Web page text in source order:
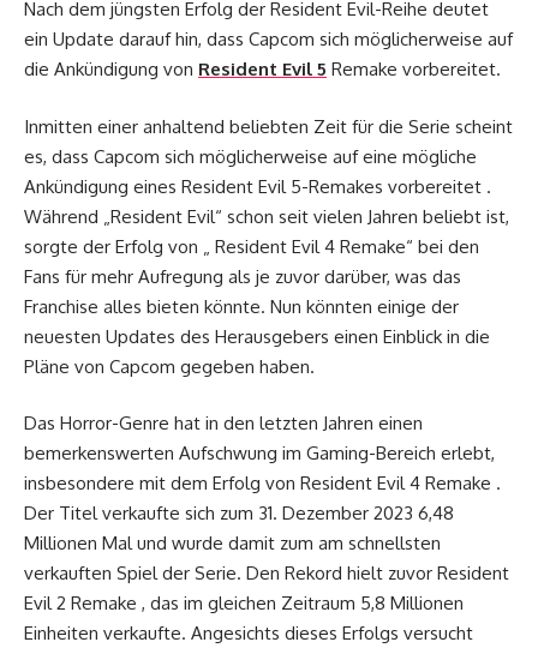
Nach dem jüngsten Erfolg der Resident Evil-Reihe deutet
ein Update darauf hin, dass Capcom sich möglicherweise auf
die Ankündigung von Resident Evil 5 Remake vorbereitet.
Inmitten einer anhaltend beliebten Zeit für die Serie scheint
es, dass Capcom sich möglicherweise auf eine mögliche
Ankündigung eines Resident Evil 5-Remakes vorbereitet .
Während „Resident Evil“ schon seit vielen Jahren beliebt ist,
sorgte der Erfolg von „ Resident Evil 4 Remake“ bei den
Fans für mehr Aufregung als je zuvor darüber, was das
Franchise alles bieten könnte. Nun könnten einige der
neuesten Updates des Herausgebers einen Einblick in die
Pläne von Capcom gegeben haben.
Das Horror-Genre hat in den letzten Jahren einen
bemerkenswerten Aufschwung im Gaming-Bereich erlebt,
insbesondere mit dem Erfolg von Resident Evil 4 Remake .
Der Titel verkaufte sich zum 31. Dezember 2023 6,48
Millionen Mal und wurde damit zum am schnellsten
verkauften Spiel der Serie. Den Rekord hielt zuvor Resident
Evil 2 Remake , das im gleichen Zeitraum 5,8 Millionen
Einheiten verkaufte. Angesichts dieses Erfolgs versucht